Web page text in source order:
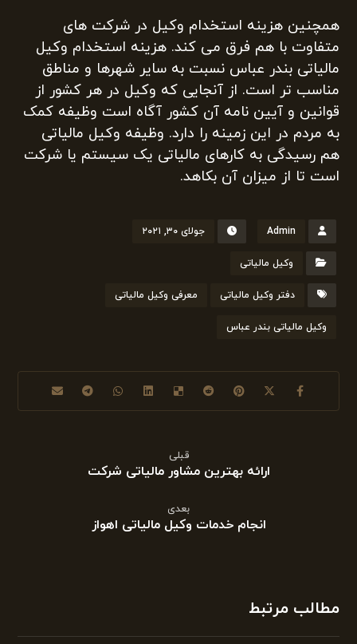
همچنین هزینه استخدام وکیل در شرکت های
متفاوت با هم فرق می کند. هزینه استخدام وکیل
مالیاتی بندر عباس نسبت به سایر شهرها و مناطق
مناسب تر است‌‌. از آنجایی که وکیل در هر کشور از
قوانین و آیین نامه آن کشور آگاه است وظیفه کمک
به مردم در این زمینه را دارد. وظیفه وکیل مالیاتی
هم رسیدگی به کارهای مالیاتی یک سیستم یا شرکت
است تا از میزان آن بکاهد.
Admin جولای ۳۰, ۲۰۲۱
وکیل مالیاتی
دفتر وکیل مالیاتی معرفی وکیل مالیاتی
وکیل مالیاتی بندر عباس
قبلی
ارائه بهترین مشاور مالیاتی شرکت
بعدی
انجام خدمات وکیل مالیاتی اهواز
مطالب مرتبط